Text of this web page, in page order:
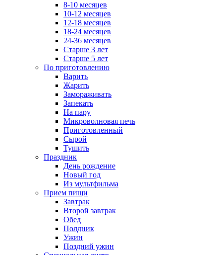
8-10 месяцев
10-12 месяцев
12-18 месяцев
18-24 месяцев
24-36 месяцев
Старше 3 лет
Старше 5 лет
По приготовлению
Варить
Жарить
Замораживать
Запекать
На пару
Микроволновая печь
Приготовленный
Сырой
Тушить
Праздник
День рождение
Новый год
Из мультфильма
Прием пищи
Завтрак
Второй завтрак
Обед
Полдник
Ужин
Поздний ужин